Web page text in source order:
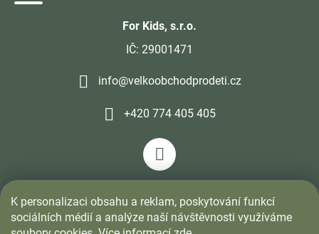
K personalizaci obsahu a reklam, poskytování funkcí
sociálních médií a analýze naší návštěvnosti využíváme
For Kids, s.r.o.
IČ: 29001471
info@velkoobchodprodeti.cz
+420 774 405 405